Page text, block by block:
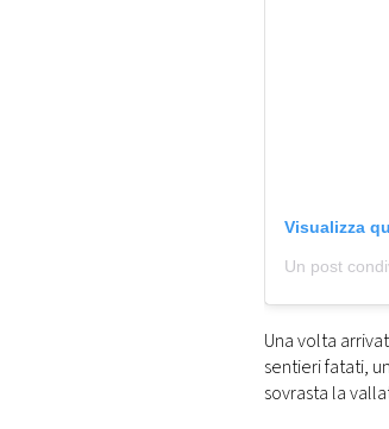
Visualizza
Un post
Una volta
sentieri fatati,
sovrasta la